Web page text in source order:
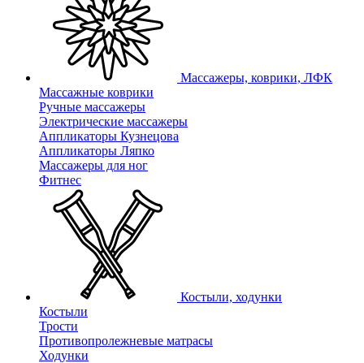
Массажеры, коврики, ЛФК
Массажные коврики
Ручные массажеры
Электрические массажеры
Аппликаторы Кузнецова
Аппликаторы Ляпко
Массажеры для ног
Фитнес
Костыли, ходунки
Костыли
Трости
Противопролежневые матрасы
Ходунки